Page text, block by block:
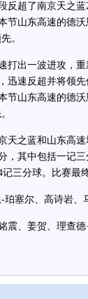
反超了南京天之
山东高速的德沃
。
出一波进攻，重
迅速反超并将领
山东高速的德沃
之蓝和山东高速
，其中包括一记
三分球。比赛最
塞尔、高诗岩、
、姜贺、理查德